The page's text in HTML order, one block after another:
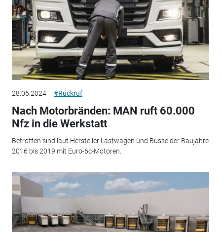
28.06.2024 #Rückruf
Nach Motorbränden: MAN ruft 60.000
Nfz in die Werkstatt
Betroffen sind laut Hersteller Lastwagen und Busse der Baujahre
2016 bis 2019 mit Euro-6c-Motoren.